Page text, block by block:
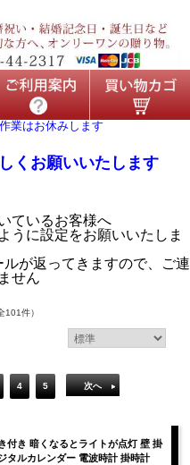
業はお休みします
くお願いいたします
ているお客様へ
うに設定をお願いいたしま
が返ってきますので、ご連
せん
101件）
4 5 次へ
付き 暗くなるとライトが点灯 壁 掛
タルカレンダー 電波時計 掛時計